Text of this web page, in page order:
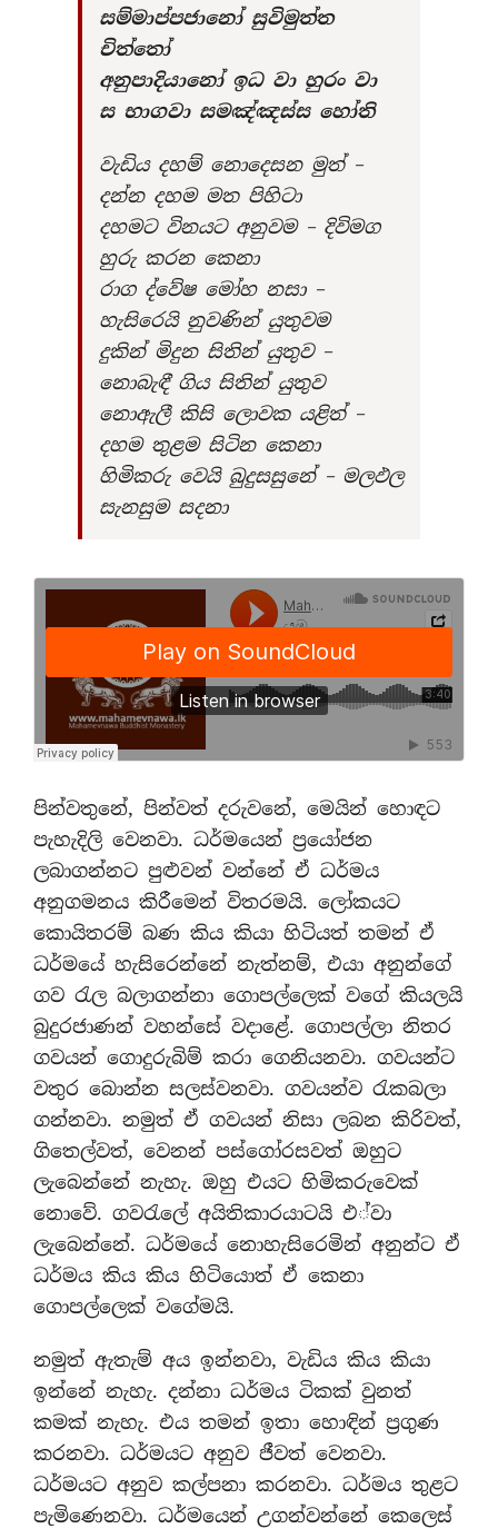
සම්මාප්පජානෝ සුවිමුත්ත
චිත්තෝ
අනුපාදියානෝ ඉධ වා හුරං වා
ස භාගවා සමඤ්ඤස්ස හෝති
වැඩිය දහම් නොදෙසන මුත් –
දන්න දහම මත පිහිටා
දහමට විනයට අනුවම – දිවිමග
හුරු කරන කෙනා
රාග ද්වේෂ මෝහ නසා –
හැසිරෙයි නුවණින් යුතුවම
දුකින් මිදුන සිතින් යුතුව –
නොබැඳී ගිය සිතින් යුතුව
නොඇලී කිසි ලොවක යළිත් –
දහම තුළම සිටින කෙනා
හිමිකරු වෙයි බුදුසසුනේ – මලඵල
සැනසුම සදනා
පින්වතුනේ, පින්වත් දරුවනේ, මෙයින් හොඳට
පැහැදිලි වෙනවා. ධර්මයෙන් ප්‍රයෝජන
ලබාගන්නට පුළුවන් වන්නේ ඒ ධර්මය
අනුගමනය කිරීමෙන් විතරමයි. ලෝකයට
කොයිතරම් බණ කිය කියා හිටියත් තමන් ඒ
ධර්මයේ හැසිරෙන්නේ නැත්නම්, එයා අනුන්ගේ
ගව රැල බලාගන්නා ගොපල්ලෙක් වගේ කියලයි
බුදුරජාණන් වහන්සේ වදාළේ. ගොපල්ලා නිතර
ගවයන් ගොදුරුබිම් කරා ගෙනියනවා. ගවයන්ට
වතුර බොන්න සලස්වනවා. ගවයන්ව රැකබලා
ගන්නවා. නමුත් ඒ ගවයන් නිසා ලබන කිරිවත්,
ගිතෙල්වත්, වෙනන් පස්ගෝරසවත් ඔහුට
ලැබෙන්නේ නැහැ. ඔහු එයට හිමිකරුවෙක්
නොවේ. ගවරැලේ අයිතිකාරයාටයි එ්වා
ලැබෙන්නේ. ධර්මයේ නොහැසිරෙමින් අනුන්ට ඒ
ධර්මය කිය කිය හිටියොත් ඒ කෙනා
ගොපල්ලෙක් වගේමයි.
නමුත් ඇතැම් අය ඉන්නවා, වැඩිය කිය කියා
ඉන්නේ නැහැ. දන්නා ධර්මය ටිකක් වුනත්
කමක් නැහැ. එය තමන් ඉතා හොඳින් ප්‍රගුණ
කරනවා. ධර්මයට අනුව ජීවත් වෙනවා.
ධර්මයට අනුව කල්පනා කරනවා. ධර්මය තුළට
පැමිණෙනවා. ධර්මයෙන් උගන්වන්නේ කෙලෙස්